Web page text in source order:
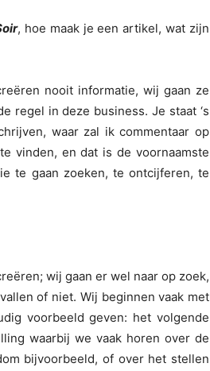
, hoe maak je een artikel, wat zijn
nooit informatie, wij gaan ze
regel in deze business. Je staat ‘s
waar zal ik commentaar op
vinden, en dat is de voornaamste
te gaan zoeken, te ontcijferen, te
wij gaan er wel naar op zoek,
of niet. Wij beginnen vaak met
voorbeeld geven: het volgende
waarbij we vaak horen over de
bijvoorbeeld, of over het stellen